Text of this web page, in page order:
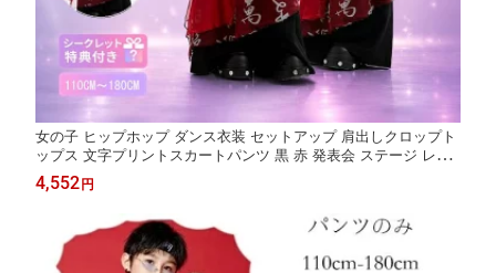
女の子 ヒップホップ ダンス衣装 セットアップ 肩出しクロップト
ップス 文字プリントスカートパンツ 黒 赤 発表会 ステージ レッ
スン イベント 団体衣装 舞台衣装 おしゃれ かっこいい 動きやす
い 子供用 ストリート系
4,552円